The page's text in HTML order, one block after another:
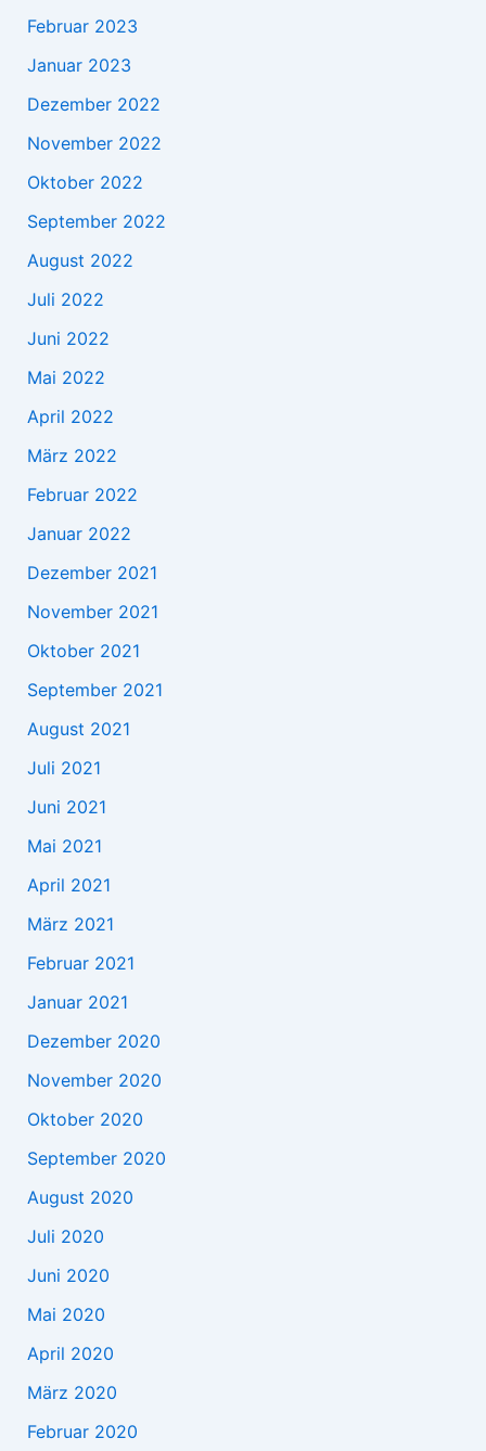
Februar 2023
Januar 2023
Dezember 2022
November 2022
Oktober 2022
September 2022
August 2022
Juli 2022
Juni 2022
Mai 2022
April 2022
März 2022
Februar 2022
Januar 2022
Dezember 2021
November 2021
Oktober 2021
September 2021
August 2021
Juli 2021
Juni 2021
Mai 2021
April 2021
März 2021
Februar 2021
Januar 2021
Dezember 2020
November 2020
Oktober 2020
September 2020
August 2020
Juli 2020
Juni 2020
Mai 2020
April 2020
März 2020
Februar 2020